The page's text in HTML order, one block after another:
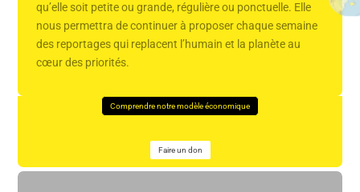
qu’elle soit petite ou grande, régulière ou ponctuelle. Elle
nous permettra de continuer à proposer chaque semaine
des reportages qui replacent l’humain et la planète au
cœur des priorités.
Comprendre notre modèle économique
Faire un don